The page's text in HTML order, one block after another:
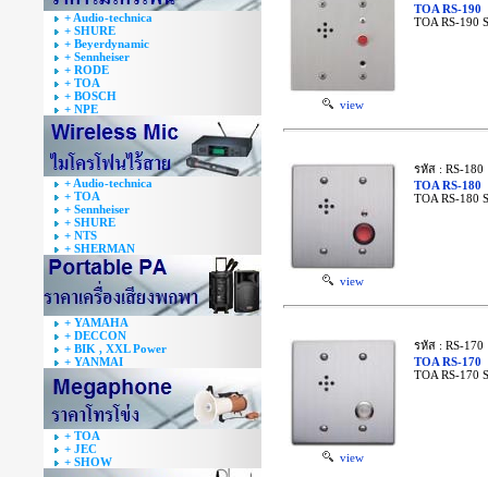
+ Audio-technica
+ SHURE
+ Beyerdynamic
+ Sennheiser
+ RODE
+ TOA
+ BOSCH
+ NPE
+ Audio-technica
+ TOA
+ Sennheiser
+ SHURE
+ NTS
+ SHERMAN
+ YAMAHA
+ DECCON
+ BIK , XXL Power
+ YANMAI
+ TOA
+ JEC
+ SHOW
view
TOA RS-190
TOA RS-190
view
รหัส : RS-180
TOA RS-180
TOA RS-180
view
รหัส : RS-170
TOA RS-170
TOA RS-170